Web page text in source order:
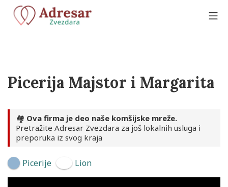
Skip
content
Picerija Majstor i Margarita
🏘️ Ova firma je deo naše komšijske mreže.
Pretražite Adresar Zvezdara za još lokalnih usluga i
preporuka iz svog kraja
Picerije Lion